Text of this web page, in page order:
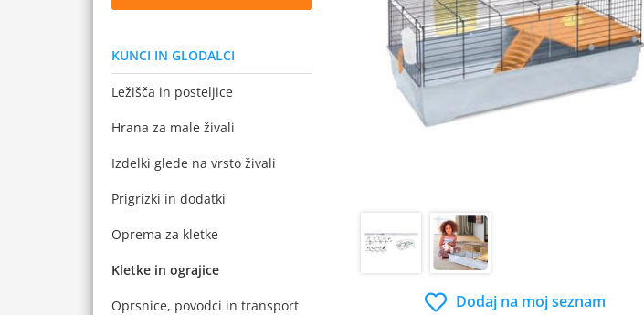
KUNCI IN GLODALCI
Ležišča in posteljice
Hrana za male živali
Izdelki glede na vrsto živali
Prigrizki in dodatki
Oprema za kletke
Kletke in ograjice
Oprsnice, povodci in transport Dodaj na moj seznam